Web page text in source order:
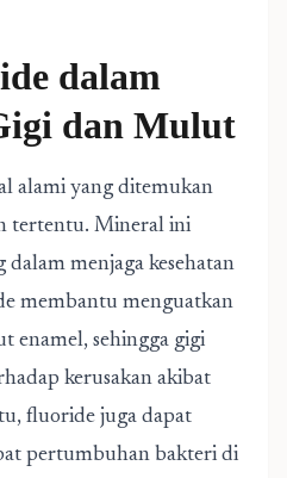
dalam
dan Mulut
alami yang ditemukan
tertentu. Mineral ini
menjaga kesehatan
membantu menguatkan
enamel, sehingga gigi
kerusakan akibat
fluoride juga dapat
pertumbuhan bakteri di